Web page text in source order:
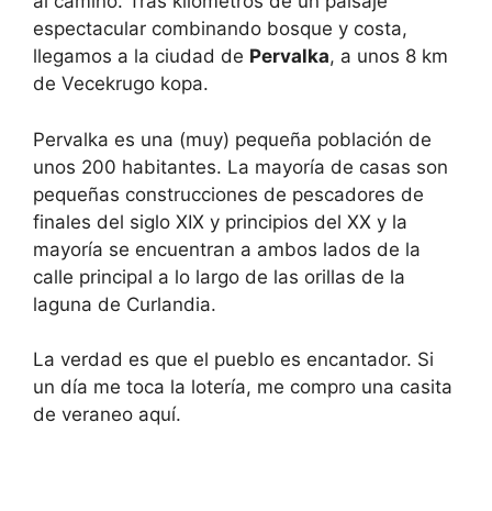
espectacular combinando bosque y costa,
llegamos a la ciudad de Pervalka, a unos 8 km
de Vecekrugo kopa.
Pervalka es una (muy) pequeña población de
unos 200 habitantes. La mayoría de casas son
pequeñas construcciones de pescadores de
finales del siglo XIX y principios del XX y la
mayoría se encuentran a ambos lados de la
calle principal a lo largo de las orillas de la
laguna de Curlandia.
La verdad es que el pueblo es encantador. Si
un día me toca la lotería, me compro una casita
de veraneo aquí.